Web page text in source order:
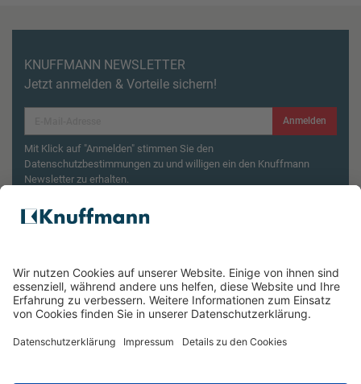
KNUFFMANN NEWSLETTER
Jetzt anmelden & Vorteile sichern!
Anmelden
Mit Klick auf "Anmelden" stimmen Sie den
Datenschutzbestimmungen zu und willigen ein den Knuffmann
Newsletter zu erhalten.
Aktionsbedingungen¹
Wasserkocher